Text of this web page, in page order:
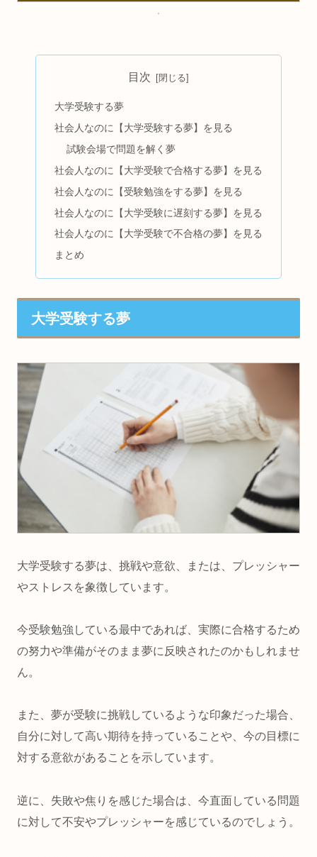
目次
大学受験する夢
社会人なのに【大学受験する夢】を見る
試験会場で問題を解く夢
社会人なのに【大学受験で合格する夢】を見る
社会人なのに【受験勉強をする夢】を見る
社会人なのに【大学受験に遅刻する夢】を見る
社会人なのに【大学受験で不合格の夢】を見る
まとめ
大学受験する夢
大学受験する夢は、 挑戦や意欲 、または、 プレッシャー
やストレス を象徴しています。
今受験勉強している最中であれば、実際に合格するため
の努力や準備がそのまま夢に反映されたのかもしれませ
ん。
また、夢が受験に挑戦しているような印象だった場合、
自分に対して高い期待を持っている ことや、 今の目標に
対する意欲がある ことを示しています。
逆に、失敗や焦りを感じた場合は、 今直面している問題
に対して不安やプレッシャーを感じているのでしょう。